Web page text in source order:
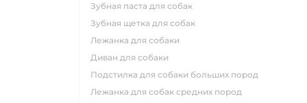
зубная паста для собак
зубная щетка для собак
лежанка для собаки
диван для собаки
подстилка для собаки больших пород
лежанка для собак средних пород